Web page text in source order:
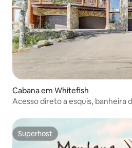
Cabana em Whitefish
Acesso direto a esquis, banheira
Superhost
Superhost